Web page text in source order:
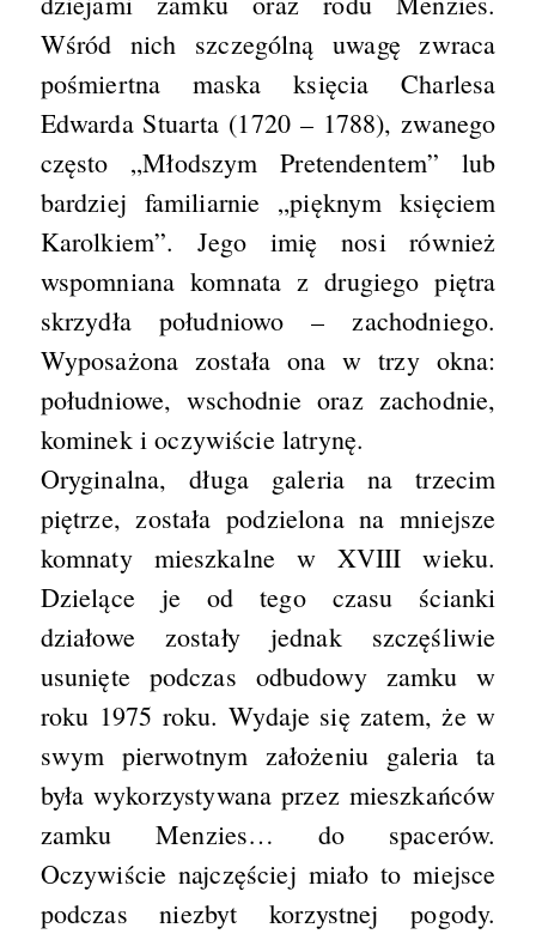
Wśród nich szczególną uwagę zwraca
pośmiertna maska księcia Charlesa
Edwarda Stuarta (1720 – 1788), zwanego
często „Młodszym Pretendentem” lub
bardziej familiarnie „pięknym księciem
Karolkiem”. Jego imię nosi również
wspomniana komnata z drugiego piętra
skrzydła południowo – zachodniego.
Wyposażona została ona w trzy okna:
południowe, wschodnie oraz zachodnie,
kominek i oczywiście latrynę.
Oryginalna, długa galeria na trzecim
piętrze, została podzielona na mniejsze
komnaty mieszkalne w XVIII wieku.
Dzielące je od tego czasu ścianki
działowe zostały jednak szczęśliwie
usunięte podczas odbudowy zamku w
roku 1975 roku. Wydaje się zatem, że w
swym pierwotnym założeniu galeria ta
była wykorzystywana przez mieszkańców
zamku Menzies… do spacerów.
Oczywiście najczęściej miało to miejsce
podczas niezbyt korzystnej pogody.